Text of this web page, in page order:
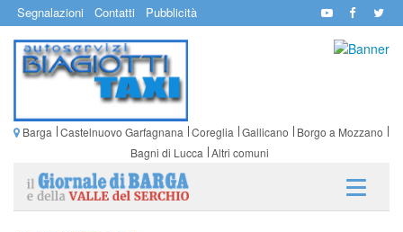
Segnalazioni Contatti Pubblicità
Barga Castelnuovo Garfagnana Coreglia Gallicano
Borgo a Mozzano
Bagni di Lucca Altri comuni